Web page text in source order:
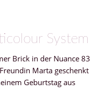
System
Brick in der Nuance 83
Marta geschenkt
Geburtstag aus